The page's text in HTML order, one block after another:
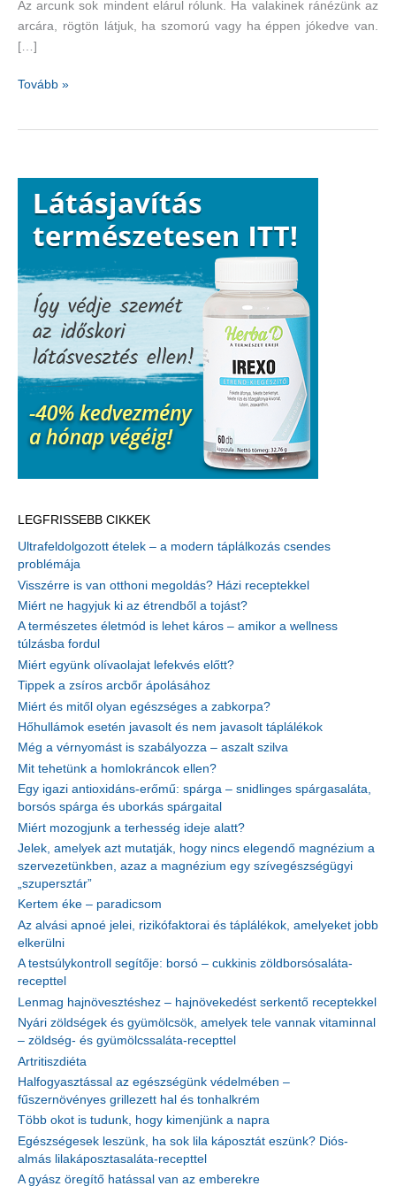
Az arcunk sok mindent elárul rólunk. Ha valakinek ránézünk az
arcára, rögtön látjuk, ha szomorú vagy ha éppen jókedve van.
[…]
Az
testünk
Tovább »
LEGFRISSEBB CIKKEK
Ultrafeldolgozott ételek – a modern táplálkozás csendes
problémája
Visszérre is van otthoni megoldás? Házi receptekkel
Miért ne hagyjuk ki az étrendből a tojást?
A természetes életmód is lehet káros – amikor a wellness
túlzásba fordul
Miért együnk olívaolajat lefekvés előtt?
Tippek a zsíros arcbőr ápolásához
Miért és mitől olyan egészséges a zabkorpa?
Hőhullámok esetén javasolt és nem javasolt táplálékok
Még a vérnyomást is szabályozza – aszalt szilva
Mit tehetünk a homlokráncok ellen?
Egy igazi antioxidáns-erőmű: spárga – snidlinges spárgasaláta,
borsós spárga és uborkás spárgaital
Miért mozogjunk a terhesség ideje alatt?
Jelek, amelyek azt mutatják, hogy nincs elegendő magnézium a
szervezetünkben, azaz a magnézium egy szívegészségügyi
„szupersztár”
Kertem éke – paradicsom
Az alvási apnoé jelei, rizikófaktorai és táplálékok, amelyeket jobb
elkerülni
A testsúlykontroll segítője: borsó – cukkinis zöldborsósaláta-
recepttel
Lenmag hajnövesztéshez – hajnövekedést serkentő receptekkel
Nyári zöldségek és gyümölcsök, amelyek tele vannak vitaminnal
– zöldség- és gyümölcssaláta-recepttel
Artritiszdiéta
Halfogyasztással az egészségünk védelmében –
fűszernövényes grillezett hal és tonhalkrém
Több okot is tudunk, hogy kimenjünk a napra
Egészségesek leszünk, ha sok lila káposztát eszünk? Diós-
almás lilakáposztasaláta-recepttel
A gyász öregítő hatással van az emberekre